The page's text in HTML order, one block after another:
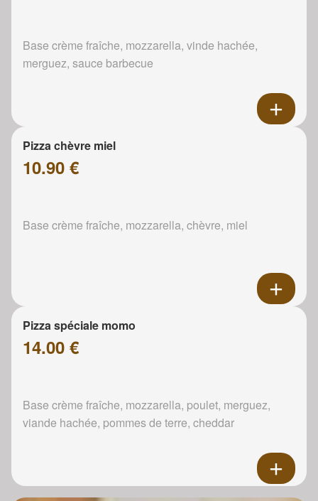
Base crème fraîche, mozzarella, vinde hachée,
merguez, sauce barbecue
Pizza chèvre miel
10.90 €
Base crème fraîche, mozzarella, chèvre, miel
Pizza spéciale momo
14.00 €
Base crème fraîche, mozzarella, poulet, merguez,
viande hachée, pommes de terre, cheddar